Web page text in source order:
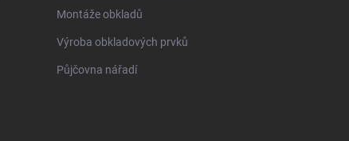
Montáže obkladů
Výroba obkladových prvků
Půjčovna nářadí